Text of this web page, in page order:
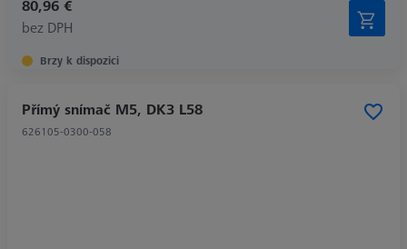
80,96 €
bez DPH
Brzy k dispozici
Přímý snímač M5, DK3 L58
626105-0300-058